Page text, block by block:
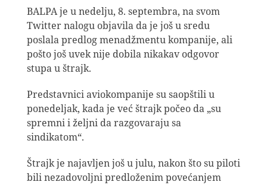
BALPA je u nedelju, 8. septembra, na svom
Twitter nalogu objavila da je još u sredu
poslala predlog menadžmentu kompanije, ali
pošto još uvek nije dobila nikakav odgovor
stupa u štrajk.
Predstavnici aviokompanije su saopštili u
ponedeljak, kada je već štrajk počeo da „su
spremni i željni da razgovaraju sa
sindikatom“.
Štrajk je najavljen još u julu, nakon što su piloti
bili nezadovoljni predloženim povećanjem